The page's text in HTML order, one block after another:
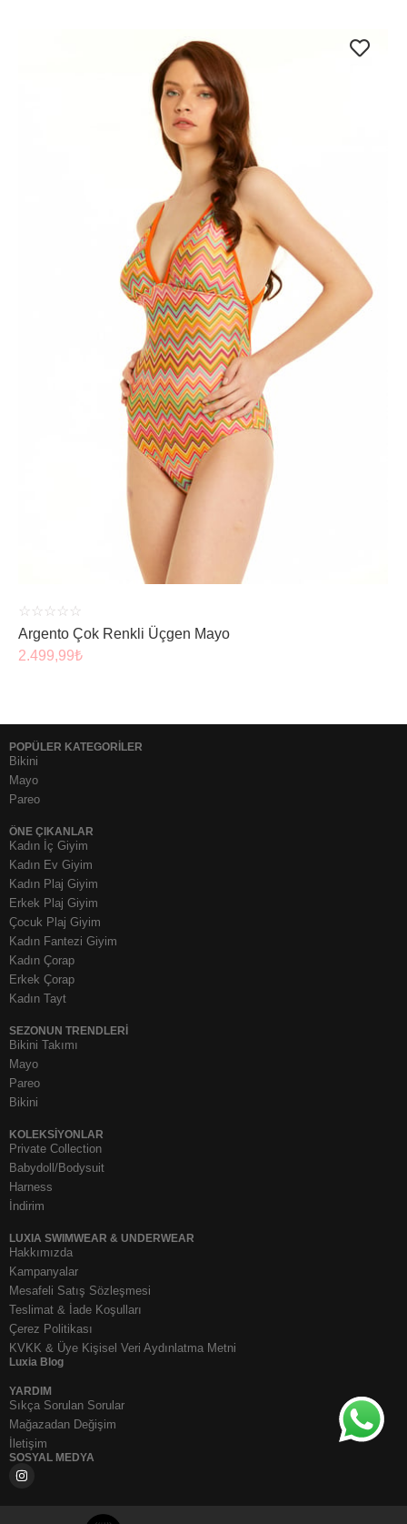
ÜRÜNÜ İNCELE
☆ ☆ ☆ ☆ ☆
Argento Çok Renkli Üçgen Mayo
2.499,99₺
POPÜLER KATEGORİLER
Bikini
Mayo
Pareo
ÖNE ÇIKANLAR
Kadın İç Giyim
Kadın Ev Giyim
Kadın Plaj Giyim
Erkek Plaj Giyim
Çocuk Plaj Giyim
Kadın Fantezi Giyim
Kadın Çorap
Erkek Çorap
Kadın Tayt
SEZONUN TRENDLERI
Bikini Takımı
Mayo
Pareo
Bikini
KOLEKSIYONLAR
Private Collection
Babydoll/Bodysuit
Harness
İndirim
LUXIA SWIMWEAR & UNDERWEAR
Hakkımızda
Kampanyalar
Mesafeli Satış Sözleşmesi
Teslimat & İade Koşulları
Çerez Politikası
KVKK & Üye Kişisel Veri Aydınlatma Metni
Luxia Blog
YARDIM
Sıkça Sorulan Sorular
Mağazadan Değişim
İletişim
SOSYAL MEDYA